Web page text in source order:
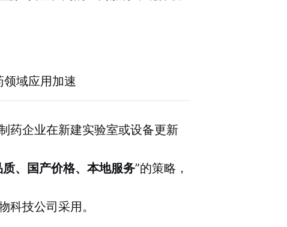
域应用加速
药企业在新建实验室或设备更新
、国产价格、本地服务”的策略，
科技公司采用。